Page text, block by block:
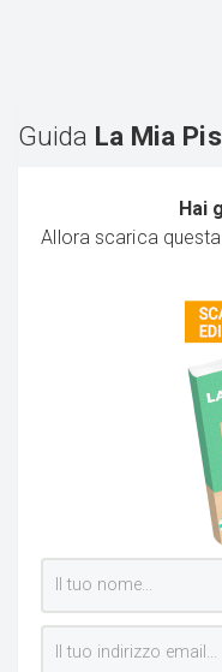
Guida La Mia
Hai
Allora scarica